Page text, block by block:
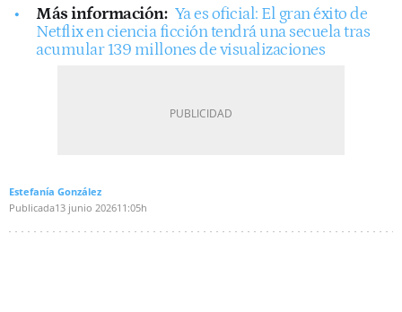
Más información: Ya es oficial: El gran éxito de
Netflix en ciencia ficción tendrá una secuela tras
acumular 139 millones de visualizaciones
Estefanía González
Publicada13 junio 202611:05h